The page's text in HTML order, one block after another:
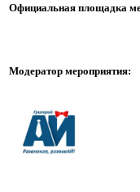
Официальная площадка
Модератор мероприятия: